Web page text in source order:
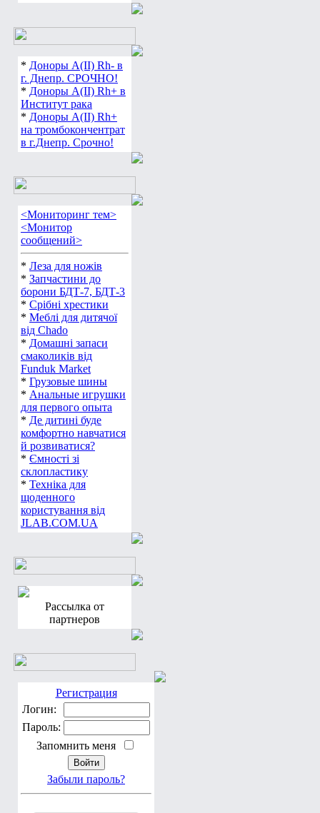
* Доноры А(ІІ) Rh- в
г. Днепр. СРОЧНО!
* Доноры А(ІІ) Rh+ в
Институт рака
* Доноры А(ІІ) Rh+
на тромбокончентрат
в г.Днепр. Срочно!
<Мониторинг тем>
<Монитор
сообщений>
* Леза для ножів
* Запчастини до
борони БДТ-7, БДТ-3
* Срібні хрестики
* Меблі для дитячої
від Chado
* Домашні запаси
смаколиків від
Funduk Market
* Грузовые шины
* Анальные игрушки
для первого опыта
* Де дитині буде
комфортно навчатися
й розвиватися?
* Ємності зі
склопластику
* Техніка для
щоденного
користування від
JLAB.COM.UA
Рассылка от
партнеров
Регистрация
Логин:
Пароль:
Запомнить меня
Забыли пароль?